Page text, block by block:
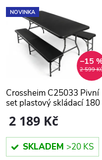
NOVINKA
2 599
–15
Crossheim C25033 Pivní
set plastový skládací 180
2 189 Kč
SKLADEM >20 KS